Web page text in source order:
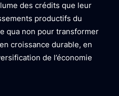
des crédits que leur
productifs du
qua non pour transformer
croissance durable, en
de l’économie